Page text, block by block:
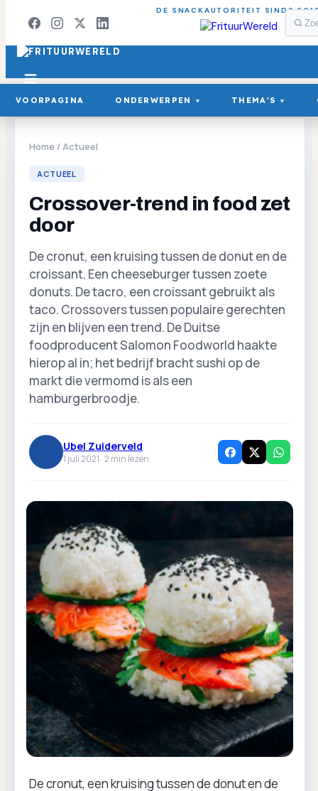
DE SNACKAUTORITEIT SINDS
VOORPAGINA ONDERWERPEN ▾ THEMA'S ▾
Home /Actueel
ACTUEEL
Crossover-trend in food zet
door
De cronut, een kruising tussen de donut en de
croissant. Een cheeseburger tussen zoete
donuts. De tacro, een croissant gebruikt als
taco. Crossovers tussen populaire gerechten
zijn en blijven een trend. De Duitse
foodproducent Salomon Foodworld haakte
hierop al in; het bedrijf bracht sushi op de
markt die vermomd is als een
hamburgerbroodje.
Ubel Zuiderveld
1 juli 2021 ·2 min lezen
De cronut, een kruising tussen de donut en de